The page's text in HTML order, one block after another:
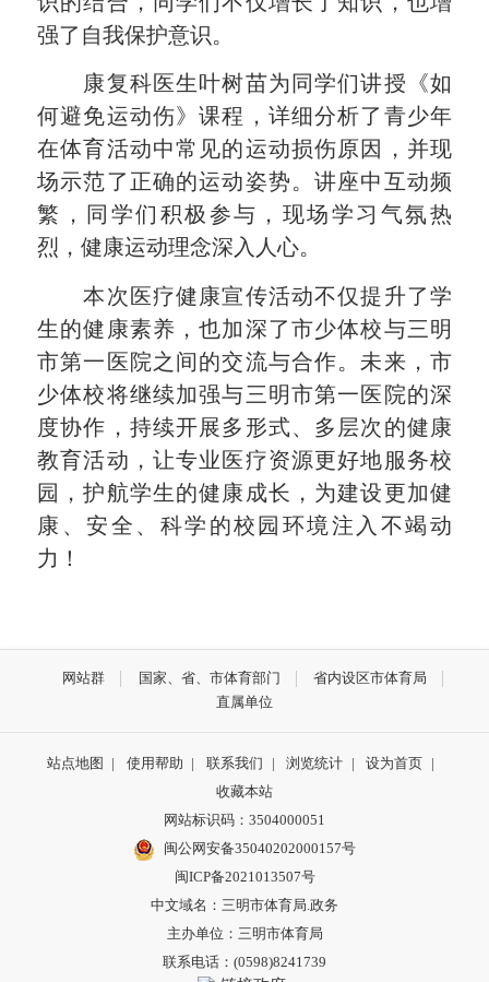
强了自我保护意识。
康复科医生叶树苗为同学们讲授《如
何避免运动伤》课程，详细分析了青少年
在体育活动中常见的运动损伤原因，并现
场示范了正确的运动姿势。讲座中互动频
繁，同学们积极参与，现场学习气氛热
烈，健康运动理念深入人心。
本次医疗健康宣传活动不仅提升了学
生的健康素养，也加深了市少体校与三明
市第一医院之间的交流与合作。未来，市
少体校将继续加强与三明市第一医院的深
度协作，持续开展多形式、多层次的健康
教育活动，让专业医疗资源更好地服务校
园，护航学生的健康成长，为建设更加健
康、安全、科学的校园环境注入不竭动
力！
网站群 国家、省、市体育部门
省内设区市体育局
直属单位
站点地图 | 使用帮助 | 联系我们 | 浏览统计 | 设为首页 |
收藏本站
网站标识码：3504000051
闽公网安备35040202000157号
闽ICP备2021013507号
中文域名：三明市体育局.政务
主办单位：三明市体育局
联系电话：(0598)8241739